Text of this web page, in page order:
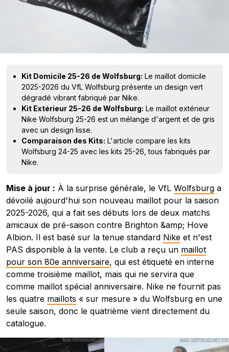
Kit Domicile 25-26 de Wolfsburg: Le maillot domicile
2025-2026 du VfL Wolfsburg présente un design vert
dégradé vibrant fabriqué par Nike.
Kit Extérieur 25-26 de Wolfsburg: Le maillot extérieur
Nike Wolfsburg 25-26 est un mélange d'argent et de gris
avec un design lisse.
Comparaison des Kits: L'article compare les kits
Wolfsburg 24-25 avec les kits 25-26, tous fabriqués par
Nike.
Mise à jour : À la surprise générale, le VfL Wolfsburg a
dévoilé aujourd'hui son nouveau maillot pour la saison
2025-2026, qui a fait ses débuts lors de deux matchs
amicaux de pré-saison contre Brighton &amp; Hove
Albion. Il est basé sur la tenue standard Nike et n'est
PAS disponible à la vente. Le club a reçu un maillot
pour son 80e anniversaire, qui est étiqueté en interne
comme troisième maillot, mais qui ne servira que
comme maillot spécial anniversaire. Nike ne fournit pas
les quatre maillots « sur mesure » du Wolfsburg en une
seule saison, donc le quatrième vient directement du
catalogue.